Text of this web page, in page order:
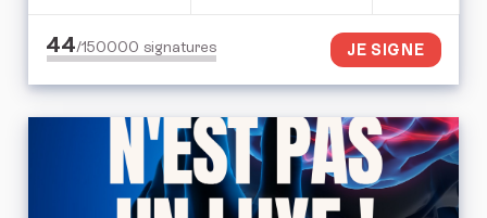
44/150000 signatures JE SIGNE